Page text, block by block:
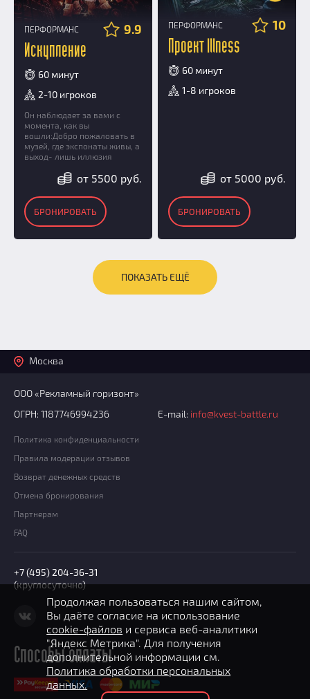
ПЕРФОРМАНС 9.9
Искупление
60 минут
2-10 игроков
Он наблюдает за вами с
момента, как вы
вошли:Добро пожаловать в
музей, где экспонаты живы, а
выход- лишь иллюзия
от 5500 руб.
БРОНИРОВАТЬ
ПЕРФОРМАНС 10
Проект Illness
60 минут
1-8 игроков
от 5000 руб.
БРОНИРОВАТЬ
ПОКАЗАТЬ ЕЩЁ
Москва
ООО «Рекламный горизонт»
ОГРН: 1187746994236
E-mail: info@kvest-battle.ru
Политика конфиденциальности
Правила модерации отзывов
Возврат денежных средств
Отмена бронирования
Партнерам
FAQ
+7 (495) 204-36-31
(круглосуточно)
Способы оплаты
Продолжая пользоваться нашим сайтом,
Вы даёте согласие на использование
cookie-файлов и сервиса веб-аналитики
"Яндекс Метрика". Для получения
дополнительной информации см.
Политика обработки персональных
данных.